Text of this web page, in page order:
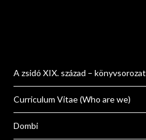
A zsidó XIX. század – könyvsorozat
Curriculum Vitae (Who are we)
Dombi